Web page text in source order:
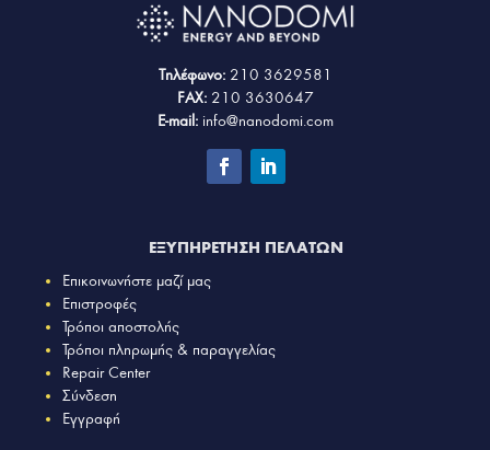
Τηλέφωνο: 210 3629581
FAX: 210 3630647
E-mail: info@nanodomi.com
ΕΞΥΠΗΡΕΤΗΣΗ ΠΕΛΑΤΩΝ
Επικοινωνήστε μαζί μας
Επιστροφές
Τρόποι αποστολής
Τρόποι πληρωμής & παραγγελίας
Repair Center
Σύνδεση
Εγγραφή